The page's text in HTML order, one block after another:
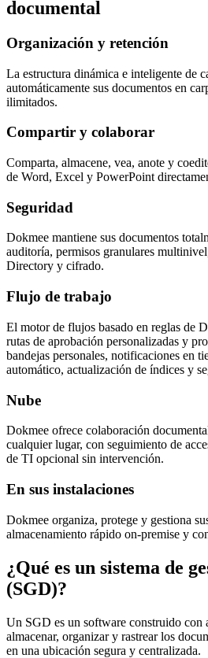
documental
Organización y retención
La estructura dinámica e inteligente de
automáticamente sus documentos en
ilimitados.
Compartir y colaborar
Comparta, almacene, vea, anote y
de Word, Excel y PowerPoint
Seguridad
Dokmee mantiene sus documentos
auditoría, permisos granulares
Directory y cifrado.
Flujo de trabajo
El motor de flujos basado en reglas de
rutas de aprobación personalizadas y
bandejas personales, notificaciones en
automático, actualización de índices y
Nube
Dokmee ofrece colaboración
cualquier lugar, con seguimiento de
de TI opcional sin intervención.
En sus instalaciones
Dokmee organiza, protege y gestiona
almacenamiento rápido on-premise y
¿Qué es un sistema de
(SGD)?
Un SGD es un software construido con
almacenar, organizar y rastrear los
en una ubicación segura y centralizada.